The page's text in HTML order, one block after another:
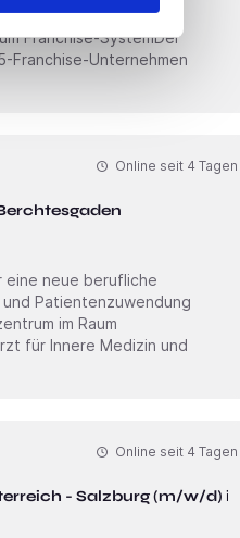
Franchise­
Franchise-SystemDer
Franchise-Unter­nehmen
Online seit 4 Tagen
Patientenzuwendung
für Innere Medizin und
- Salzburg (m/w/d) im
Online seit 4 Tagen